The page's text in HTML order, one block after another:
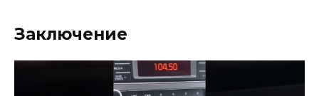
Заключение